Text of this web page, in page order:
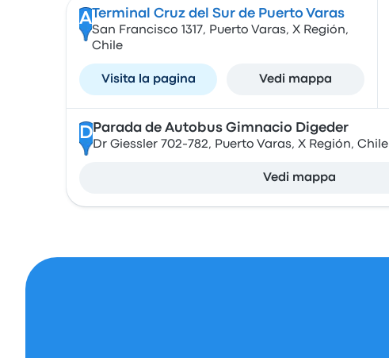
A Terminal Cruz del Sur de Puerto Varas
San Francisco 1317, Puerto Varas, X Región,
Chile
Visita la pagina Vedi mappa
DParada de Autobus Gimnacio Digeder
Dr Giessler 702-782, Puerto Varas, X Región, Chile
Vedi mappa